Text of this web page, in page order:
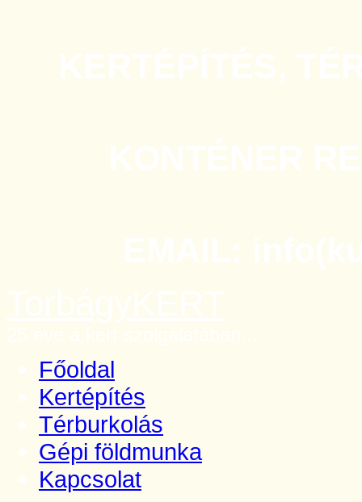
Főoldal
Kertépítés
Térburkolás
Gépi földmunka
Kapcsolat